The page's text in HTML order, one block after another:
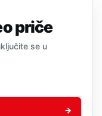
priče
se u
→